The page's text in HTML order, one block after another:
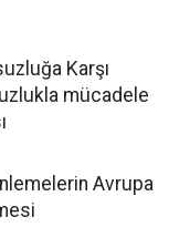
Karşı
mücadele
Avrupa